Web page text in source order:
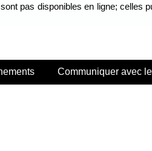
pas disponibles en ligne; celles
Communiquer avec